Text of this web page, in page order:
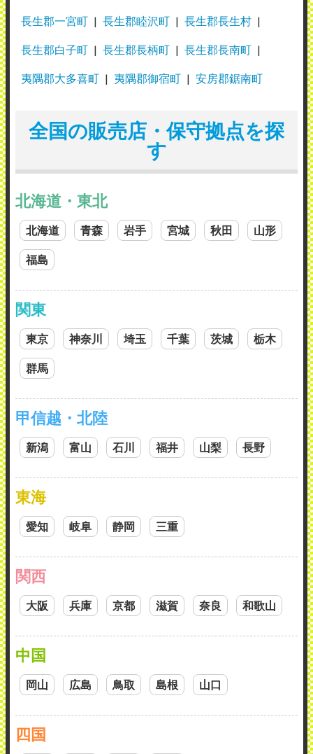
長生郡一宮町 長生郡睦沢町 長生郡長生村
長生郡白子町 長生郡長柄町 長生郡長南町
夷隅郡大多喜町 夷隅郡御宿町 安房郡鋸南町
全国の販売店・保守拠点を探
す
北海道・東北
北海道 青森 岩手 宮城 秋田 山形
福島
関東
東京 神奈川 埼玉 千葉 茨城 栃木
群馬
甲信越・北陸
新潟 富山 石川 福井 山梨 長野
東海
愛知 岐阜 静岡 三重
関西
大阪 兵庫 京都 滋賀 奈良 和歌山
中国
岡山 広島 鳥取 島根 山口
四国